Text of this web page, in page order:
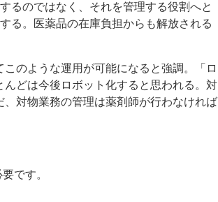
るのではなく、それを管理する役割へと
る。医薬品の在庫負担からも解放される
のような運用が可能になると強調。「ロ
どは今後ロボット化すると思われる。対
対物業務の管理は薬剤師が行わなければ
です。